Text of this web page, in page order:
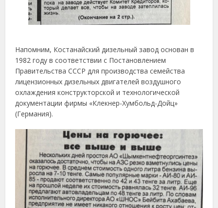
Напомним, Костанайский дизельный завод основан в
1982 году в соответствии с Постановлением
Правительства СССР для производства семейства
лицензионных дизельных двигателей воздушного
охлаждения конструкторской и технологической
документации фирмы «Клекнер-Хумбольд-Дойц»
(Германия).